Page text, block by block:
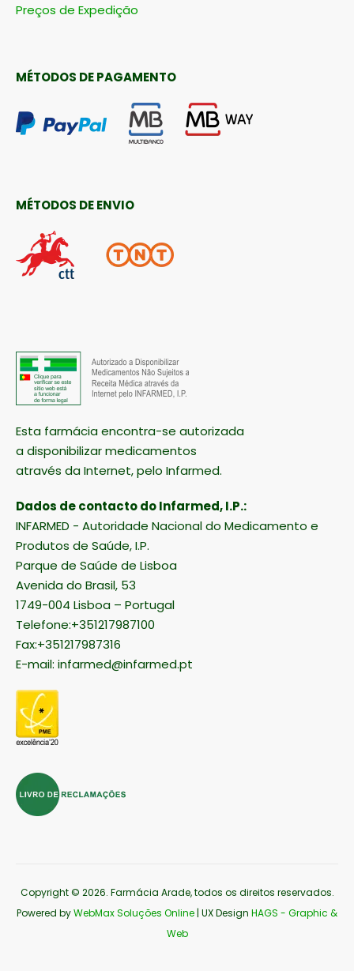
Preços de Expedição
MÉTODOS DE PAGAMENTO
MÉTODOS DE ENVIO
Esta farmácia encontra-se autorizada
a disponibilizar medicamentos
através da Internet, pelo Infarmed.
Dados de contacto do Infarmed, I.P.:
INFARMED - Autoridade Nacional do Medicamento e
Produtos de Saúde, I.P.
Parque de Saúde de Lisboa
Avenida do Brasil, 53
1749-004 Lisboa – Portugal
Telefone:+351217987100
Fax:+351217987316
E-mail: infarmed@infarmed.pt
Copyright © 2026. Farmácia Arade, todos os direitos reservados.
Powered byWebMax Soluções Online | UX Design HAGS - Graphic &
Web